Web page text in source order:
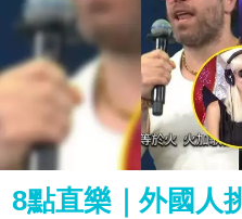
8點直樂｜外國人